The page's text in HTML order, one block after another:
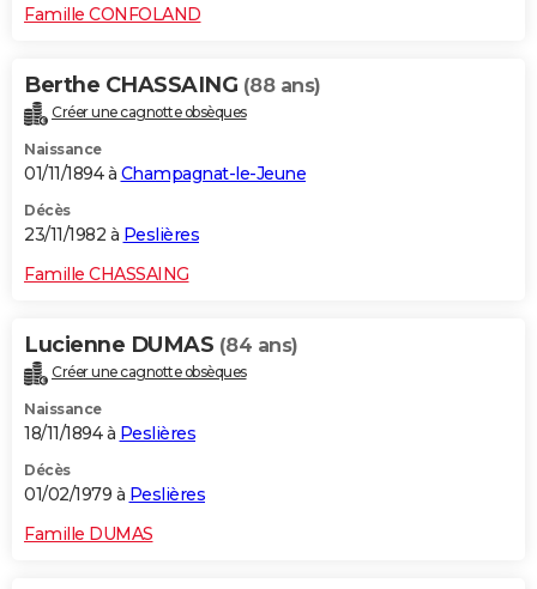
Famille CONFOLAND
Berthe CHASSAING (88 ans)
Créer une cagnotte obsèques
Naissance
01/11/1894 à Champagnat-le-Jeune
Décès
23/11/1982 à Peslières
Famille CHASSAING
Lucienne DUMAS (84 ans)
Créer une cagnotte obsèques
Naissance
18/11/1894 à Peslières
Décès
01/02/1979 à Peslières
Famille DUMAS